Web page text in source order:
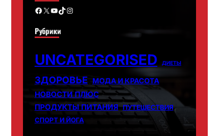
Facebook X YouTube TikTok Instagram
Рубрики
UNCATEGORISED ДИЕТЫ
ЗДОРОВЬЕ МОДА И КРАСОТА
НОВОСТИ ПЛЮС
ПРОДУКТЫ ПИТАНИЯ ПУТЕШЕСТВИЯ
СПОРТ И ЙОГА